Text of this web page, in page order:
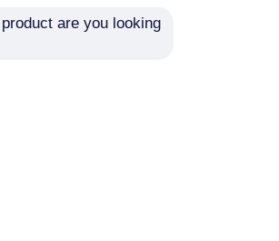
are you looking